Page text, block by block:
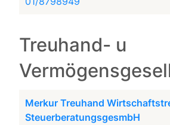
Treuhand- u
Merkur Treuhand
SteuerberatungsgesmbH